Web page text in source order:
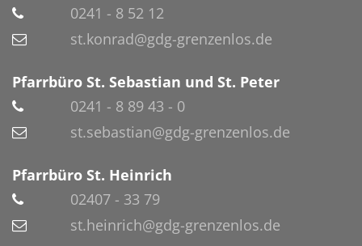
0241 - 8 52 12
st.konrad@gdg-grenzenlos.de
Pfarrbüro St. Sebastian und St. Peter
0241 - 8 89 43 - 0
st.sebastian@gdg-grenzenlos.de
Pfarrbüro St. Heinrich
02407 - 33 79
st.heinrich@gdg-grenzenlos.de